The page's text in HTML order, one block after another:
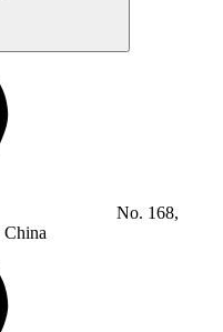
No. 168,
China